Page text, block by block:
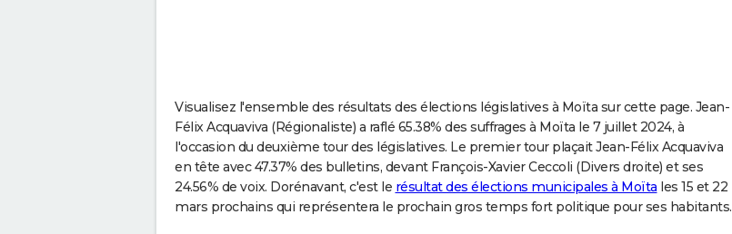
Visualisez l'ensemble des résultats des élections législatives à Moïta sur cette page. Jean-
Félix Acquaviva (Régionaliste) a raflé 65.38% des suffrages à Moïta le 7 juillet 2024, à
l'occasion du deuxième tour des législatives. Le premier tour plaçait Jean-Félix Acquaviva
en tête avec 47.37% des bulletins, devant François-Xavier Ceccoli (Divers droite) et ses
24.56% de voix. Dorénavant, c'est le résultat des élections municipales à Moïta les 15 et 22
mars prochains qui représentera le prochain gros temps fort politique pour ses habitants.